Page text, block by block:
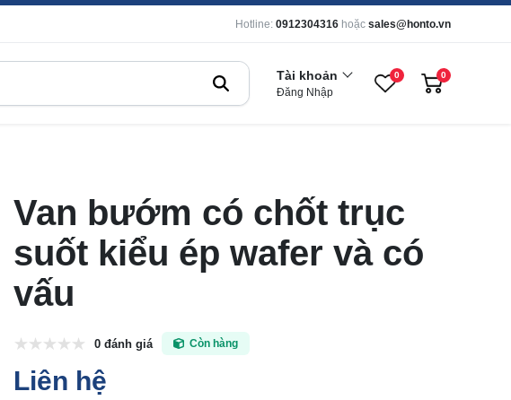
Hotline: 0912304316 hoặc sales@honto.vn
Tài khoản
Đăng Nhập
0 0
Van bướm có chốt trục
suốt kiểu ép wafer và có
vấu
0 đánh giá Còn hàng
Liên hệ